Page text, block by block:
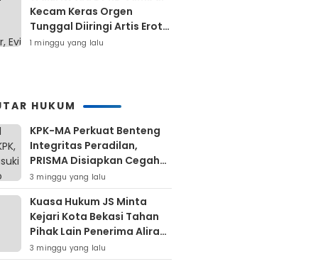
Kecam Keras Orgen
Tunggal Diiringi Artis Erotis
Di Kuranji
1 minggu yang lalu
HUKUM
KPK-MA Perkuat Benteng
Integritas Peradilan,
PRISMA Disiapkan Cegah
Korupsi Sejak Hulu
3 minggu yang lalu
Kuasa Hukum JS Minta
Kejari Kota Bekasi Tahan
Pihak Lain Penerima Aliran
Dana Rp80 Juta
3 minggu yang lalu